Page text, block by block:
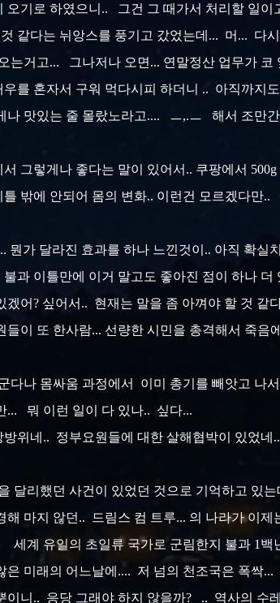
오기로 하였으니.. 그건 그 때가서 처리할 일
같다는 뉘앙스를 풍기고 갔었는데... 머... 다
거고... 그나저나 오면... 연말정산 업무가 코
를 혼자서 구워 먹다시피 하더니 .. 아직까지
맛있는 줄 몰랐노라고.... ㅡ,.ㅡ 해서 조만
그렇게나 좋다는 말이 있어서.. 쿠팡에서
밖에 안되어 몸의 변화.. 이런건 모르겠다만..
가 달라진 효과를 하나 느낀것이.. 아직 확실
과 이틀만에 이거 말고도 좋아진 점이 하나
어? 싶어서.. 현재는 말을 좀 아껴야 할 것 같
이 또 한사람... 선량한 시민을 총격해서 죽음
다나 몸싸움 과정에서 이미 총기를 빼앗고 나
... 뭐 이런 일이 다 있나.. 싶다...
위네.. 정부요원들에 대한 살해협박이 있었네
달리했던 사건이 있었던 것으로 기억하고 있
마지 않던.. 드림스 컴 트루... 의 나라가 이제
계 유일의 초일류 국가로 군림한지 불과 1백
미래의 어느날에.... 저 넘의 천조국은 폭싹...
니.. 응당 그래야 하지 않을까? .. 역사의 수